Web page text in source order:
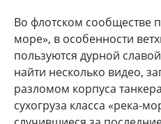
Во флотском сообществе
море», в особенности
пользуются дурной
найти несколько видео,
разломом корпуса
сухогруза класса «река-